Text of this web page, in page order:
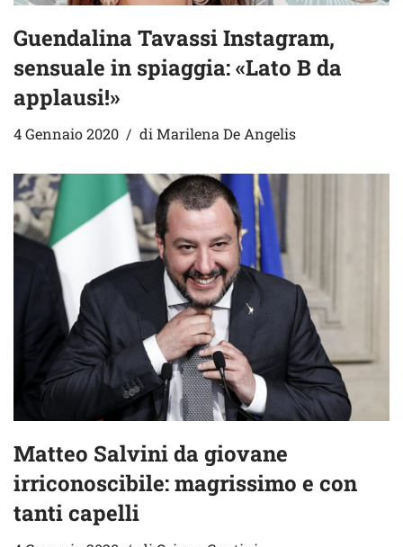
Guendalina Tavassi Instagram,
sensuale in spiaggia: «Lato B da
applausi!»
4 Gennaio 2020 diMarilena De Angelis
Matteo Salvini da giovane
irriconoscibile: magrissimo e con
tanti capelli